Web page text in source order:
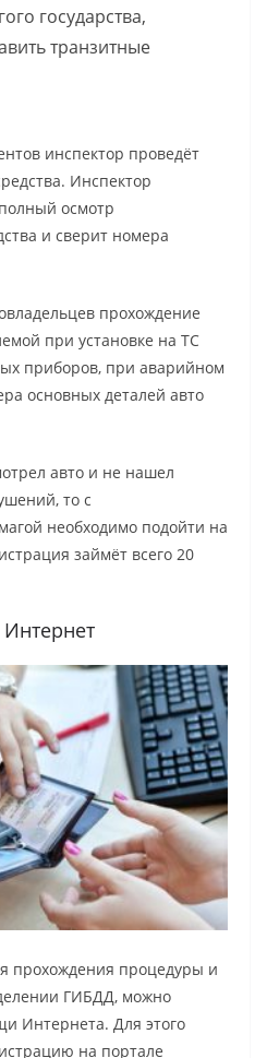
государства,
транзитные
инспектор проведёт
Инспектор
осмотр
и сверит номера
прохождение
при установке на ТС
приборов, при аварийном
основных деталей авто
авто и не нашел
то с
необходимо подойти на
займёт всего 20
Интернет
прохождения процедуры и
ГИБДД, можно
Интернета. Для этого
на портале